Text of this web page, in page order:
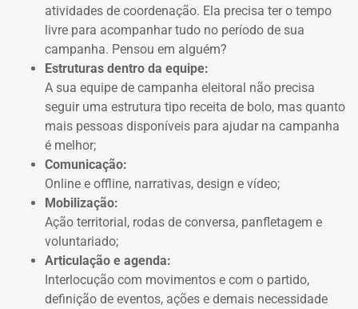
atividades de coordenação. Ela precisa ter o tempo
livre para acompanhar tudo no período de sua
campanha. Pensou em alguém?
Estruturas dentro da equipe:
A sua equipe de campanha eleitoral não precisa
seguir uma estrutura tipo receita de bolo, mas quanto
mais pessoas disponíveis para ajudar na campanha
é melhor;
Comunicação:
Online e offline, narrativas, design e vídeo;
Mobilização:
Ação territorial, rodas de conversa, panfletagem e
voluntariado;
Articulação e agenda:
Interlocução com movimentos e com o partido,
definição de eventos, ações e demais necessidade